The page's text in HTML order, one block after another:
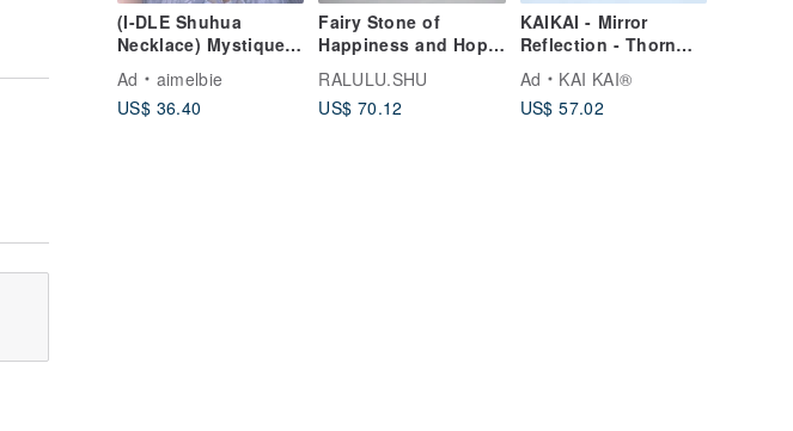
(I-DLE Shuhua
Necklace) Mystique
Necklace - Silver
color
Ad
aimelbie
US$ 36.40
Fairy Stone of
Happiness and Hope:
Necklace - October
Birthstone
RALULU.SHU
US$ 70.12
KAIKAI - Mirror
Reflection - Thorn
Necklace/Bracelet
Ad
KAI KAI®
US$ 57.02